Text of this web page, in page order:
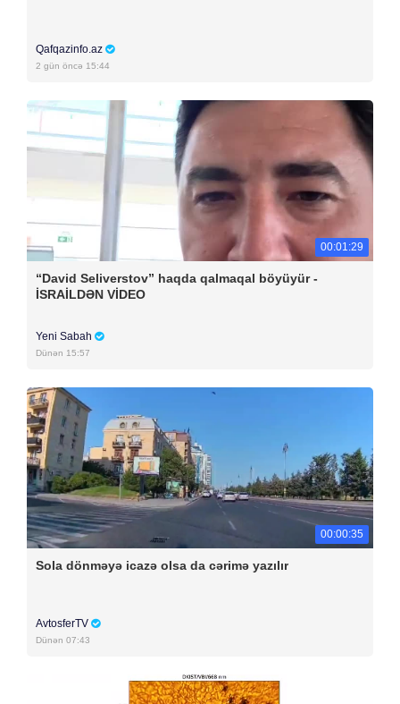
Qafqazinfo.az
2 gün öncə 15:44
00:01:29
“David Seliverstov” haqda qalmaqal böyüyür -
İSRAİLDƏN VİDEO
Yeni Sabah
Dünən 15:57
00:00:35
Sola dönməyə icazə olsa da cərimə yazılır
AvtosferTV
Dünən 07:43